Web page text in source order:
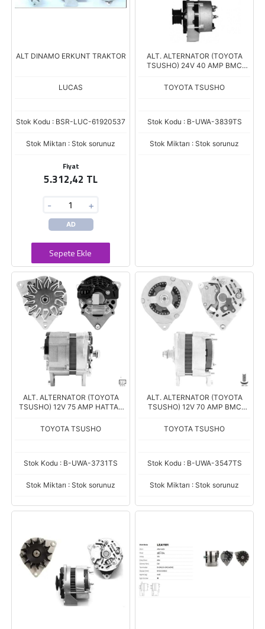
ALT DINAMO ERKUNT TRAKTOR
LUCAS
Stok Kodu : BSR-LUC-61920537
Stok Miktarı : Stok sorunuz
Fiyat
5.312,42 TL
- +
AD
Sepete Ekle
ALT. ALTERNATOR (TOYOTA
TSUSHO) 24V 40 AMP BMC
TOYOTA TSUSHO
Stok Kodu : B-UWA-3839TS
Stok Miktarı : Stok sorunuz
ALT. ALTERNATOR (TOYOTA
TSUSHO) 12V 75 AMP HATTAT
TOYOTA TSUSHO
Stok Kodu : B-UWA-3731TS
Stok Miktarı : Stok sorunuz
ALT. ALTERNATOR (TOYOTA
TSUSHO) 12V 70 AMP BMC
TOYOTA TSUSHO
Stok Kodu : B-UWA-3547TS
Stok Miktarı : Stok sorunuz